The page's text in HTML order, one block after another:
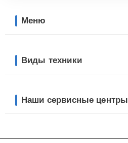
Меню
Виды техники
Наши сервисные центры